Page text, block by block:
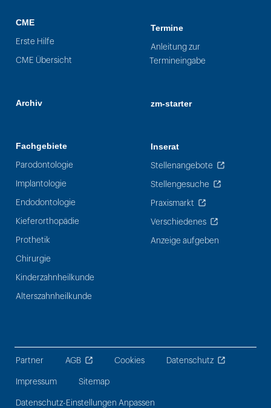
CME
Erste Hilfe
CME Übersicht
Archiv
Fachgebiete
Parodontologie
Implantologie
Endodontologie
Kieferorthopädie
Prothetik
Chirurgie
Kinderzahnheilkunde
Alterszahnheilkunde
Termine
Anleitung zur
Termineingabe
zm-starter
Inserat
Stellenangebote
Stellengesuche
Praxismarkt
Verschiedenes
Anzeige aufgeben
Partner AGB Cookies Datenschutz
Impressum Sitemap
Datenschutz-Einstellungen Anpassen